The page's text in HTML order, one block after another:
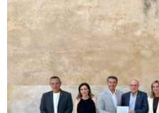
e
T